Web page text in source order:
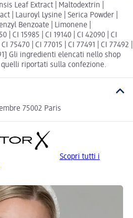
Leaf Extract | Maltodextrin |
| Lauroyl Lysine | Serica Powder |
Benzoate | Limonene |
| CI 15985 | CI 19140 | CI 42090 | CI
75470 | CI 77015 | CI 77491 | CI 77492 |
Gli ingredienti elencati nello shop
riportati sulla confezione.
75002 Paris
Scopri tutti i